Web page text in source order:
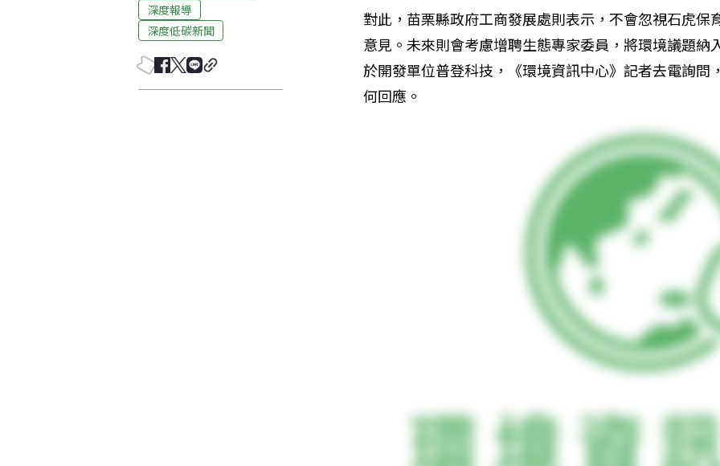
深度報導
深度低碳新聞
對此，苗栗縣政府工商發展處則表示，不會忽視石虎保
意見。未來則會考慮增聘生態專家委員，將環境議題納
於開發單位普登科技，《環境資訊中心》記者去電詢問
何回應。